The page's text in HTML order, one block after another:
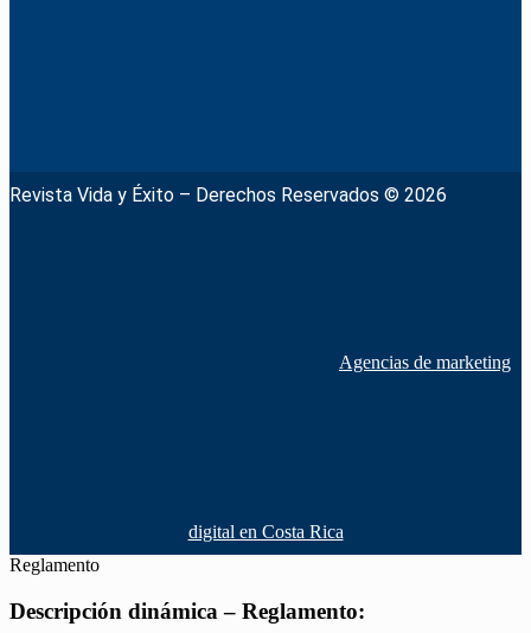
Revista Vida y Éxito – Derechos Reservados © 2026
Agencias de marketing
digital en Costa Rica
Reglamento
Descripción dinámica – Reglamento: